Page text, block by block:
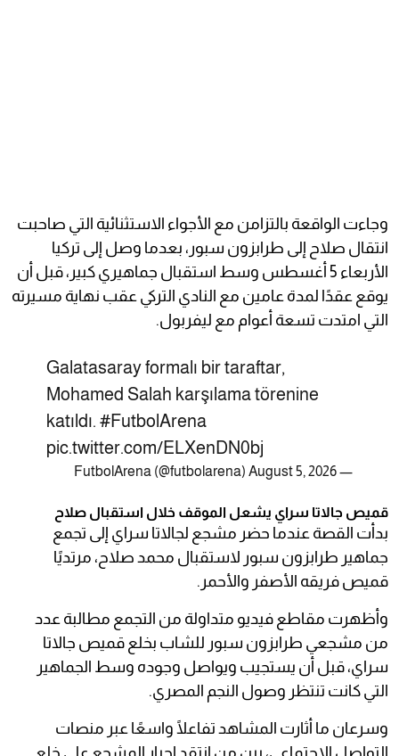
وجاءت الواقعة بالتزامن مع الأجواء الاستثنائية التي صاحبت
انتقال صلاح إلى طرابزون سبور، بعدما وصل إلى تركيا
الأربعاء 5 أغسطس وسط استقبال جماهيري كبير، قبل أن
يوقع عقدًا لمدة عامين مع النادي التركي عقب نهاية مسيرته
التي امتدت تسعة أعوام مع ليفربول.
Galatasaray formalı bir taraftar,
Mohamed Salah karşılama törenine
katıldı. #FutbolArena
pic.twitter.com/ELXenDN0bj
— FutbolArena (@futbolarena)
August 5, 2026
قميص جالاتا سراي يشعل الموقف خلال استقبال صلاح
بدأت القصة عندما حضر مشجع لجالاتا سراي إلى تجمع
جماهير طرابزون سبور لاستقبال محمد صلاح، مرتديًا
قميص فريقه الأصفر والأحمر.
وأظهرت مقاطع فيديو متداولة من التجمع مطالبة عدد
من مشجعي طرابزون سبور للشاب بخلع قميص جالاتا
سراي، قبل أن يستجيب ويواصل وجوده وسط الجماهير
التي كانت تنتظر وصول النجم المصري.
وسرعان ما أثارت المشاهد تفاعلًا واسعًا عبر منصات